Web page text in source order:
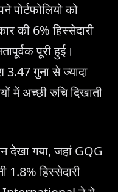
को
की 6% हिस्सेदारी
पूरी हुई।
गुना से ज्यादा
में अच्छी रुचि दिखाती
देखा गया, जहां GQG
1.8% हिस्सेदारी